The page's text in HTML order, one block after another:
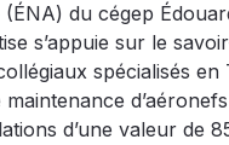
(ÉNA) du cégep
s’appuie sur le
spécialisés
d’une valeur de